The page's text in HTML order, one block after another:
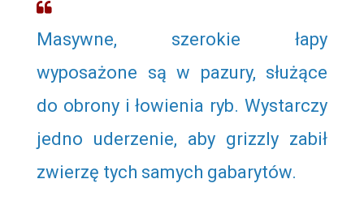
Masywne, szerokie łapy
wyposażone są w pazury, służące
do obrony i łowienia ryb. Wystarczy
jedno uderzenie, aby grizzly zabił
zwierzę tych samych gabarytów.